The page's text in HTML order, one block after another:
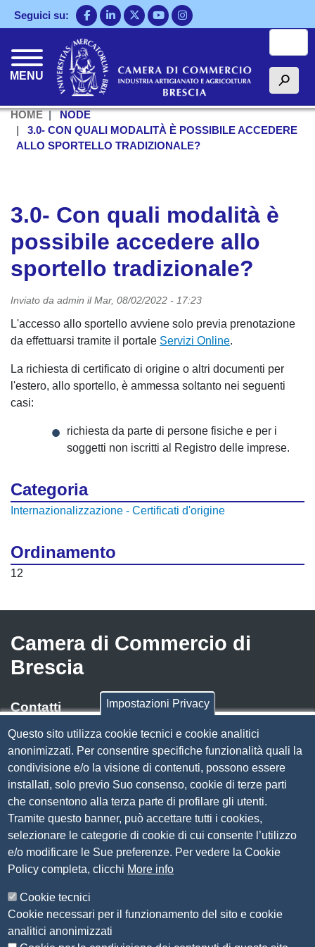
Salta
al
Seguici su:
MENU h
HOME
NODE
3.0- CON QUALI MODALITÀ È POSSIBILE ACCEDERE
ALLO SPORTELLO TRADIZIONALE?
3.0- Con quali modalità è
possibile accedere allo
sportello tradizionale?
Inviato da admin ilMar, 08/02/2022 - 17:23
L'accesso allo sportello avviene solo previa prenotazione
da effettuarsi tramite il portale Servizi Online.
La richiesta di certificato di origine o altri documenti per
l'estero, allo sportello, è ammessa soltanto nei seguenti
casi:
richiesta da parte di persone fisiche e per i
soggetti non iscritti al Registro delle imprese.
Categoria
Internazionalizzazione - Certificati d'origine
Ordinamento
12
Camera di Commercio di
Brescia
Contatti
Via Luigi Einaudi, 23, 25121 Brescia BS
Tel. 030 37251
PECcamera.brescia@bs.legalmail.camcom.it
P.IVA 00859790172
C.F. 80013870177
Contatti
Amministrazione Trasparente
Organizzazione
Bandi di concorso
Bandi di gara e contratti
Impostazioni Privacy
Questo sito utilizza cookie tecnici e cookie analitici
anonimizzati. Per consentire specifiche funzionalità quali la
condivisione e/o la visione di contenuti, possono essere
installati, solo previo Suo consenso, cookie di terze parti
che consentono alla terza parte di profilare gli utenti.
Tramite questo banner, può accettare tutti i cookies,
selezionare le categorie di cookie di cui consente l’utilizzo
e/o modificare le Sue preferenze. Per vedere la Cookie
Policy completa, clicchi More info
Cookie tecnici
Cookie necessari per il funzionamento del sito e cookie
analitici anonimizzati